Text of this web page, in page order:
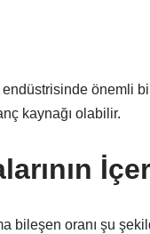
önemli
kaynağı olabilir.
bileşen oranı şu